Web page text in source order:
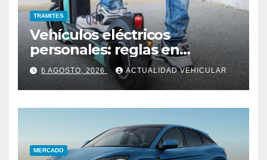
TRAMITES
Vehículos eléctricos
personales: reglas en
Colombia
6 AGOSTO, 2026 ACTUALIDAD VEHICULAR
MERCADO